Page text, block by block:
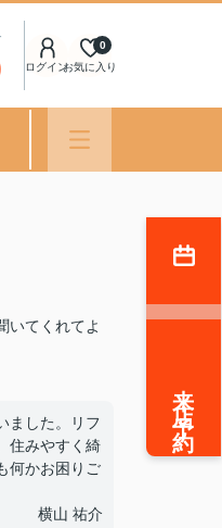
ログインお気に入り
0
いてくれてよ
ました。リフ
住みやすく綺
何かお困りご
横山 祐介
来店予約